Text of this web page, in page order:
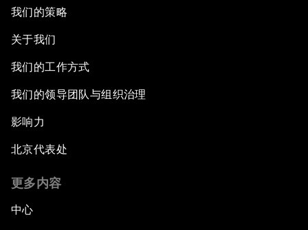
我们的策略
关于我们
我们的工作方式
我们的领导团队与组织治理
影响力
北京代表处
更多内容
中心